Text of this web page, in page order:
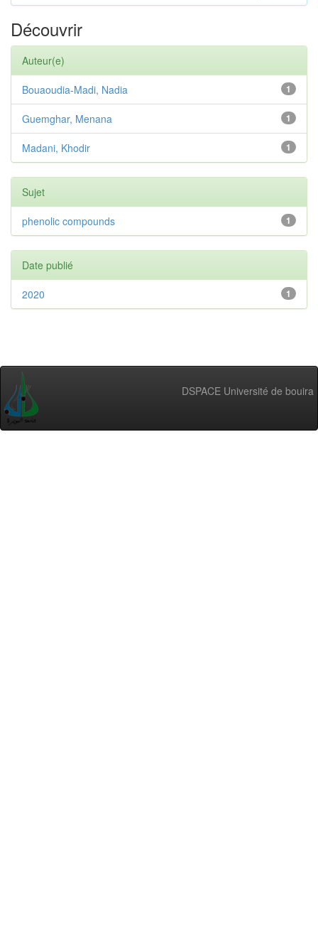
Découvrir
Auteur(e)
1
Bouaoudia-Madi, Nadia
1
Guemghar, Menana
1
Madani, Khodir
Sujet
1
phenolic compounds
Date publié
1
2020
DSPACE Université de bouira